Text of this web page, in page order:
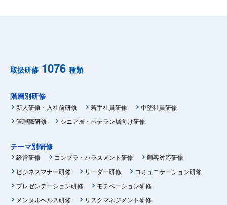
取扱研修 1076 種類
階層別研修
新人研修・入社前研修 若手社員研修
中堅社員研修
管理職研修
シニア層・ベテラン層向け研修
テーマ別研修
経営研修 コンプラ・ハラスメント研修
顧客対応研修
ビジネスマナー研修
リーダー研修
コミュニケーション研修
プレゼンテーション研修
モチベーション研修
メンタルヘルス研修
リスクマネジメント研修